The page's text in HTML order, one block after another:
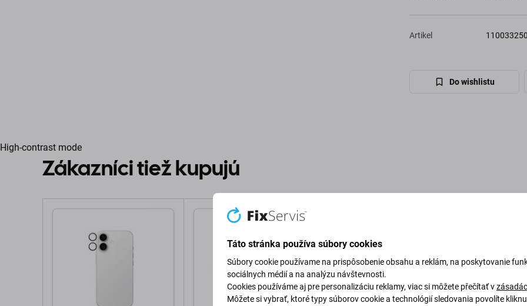
Artikel
Do wishlistu
High-contrast mode
Zákazníci tiež kupujú
Táto stránka používa súbory cookies
Súbory cookie používame na prispôsobenie obsahu a reklám, na poskytovanie
sociálnych médií a na analýzu návštevnosti.
Cookies používáme aj pre personalizáciu reklamy, viac si môžete přečítať v
Môžete si vybrať, ktoré typy súborov cookie a technológií sledovania povolíte